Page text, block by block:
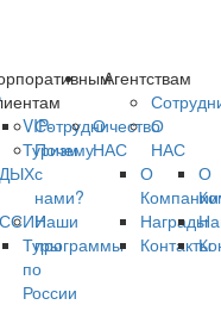
VIP-
Туризм
Туры
по
России
Сотрудничество
Почему
с
нами?
Наши
программы
О
НАС
О
Компании
Награды
Контакты
Агентствам
О
НАС
О